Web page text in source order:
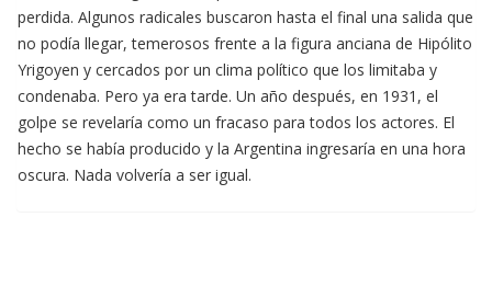
perdida. Algunos radicales buscaron hasta el final una salida que
no podía llegar, temerosos frente a la figura anciana de Hipólito
Yrigoyen y cercados por un clima político que los limitaba y
condenaba. Pero ya era tarde. Un año después, en 1931, el
golpe se revelaría como un fracaso para todos los actores. El
hecho se había producido y la Argentina ingresaría en una hora
oscura. Nada volvería a ser igual.